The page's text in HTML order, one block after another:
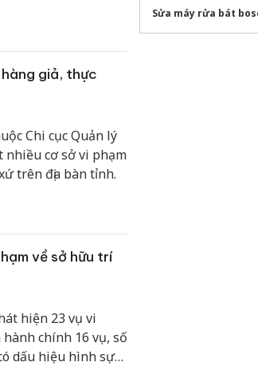
giả, thực
Chi cục Quản lý
cơ sở vi phạm
trên địa bàn tỉnh.
về sở hữu trí
hiện 23 vụ vi
chính 16 vụ, số
dấu hiệu hình sự
Sửa máy rửa bát